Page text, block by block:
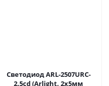
Светодиод ARL-2507URC-
2.5cd (Arlight, 2x5мм